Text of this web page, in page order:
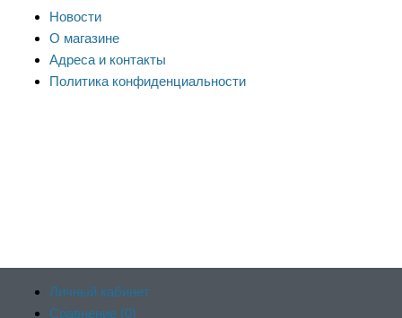
Новости
О магазине
Адреса и контакты
Политика конфиденциальности
Личный кабинет
Сравнение (0)